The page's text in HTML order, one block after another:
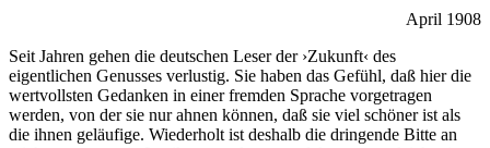
April 1908
Seit Jahren gehen die deutschen Leser der ›Zukunft‹ des
eigentlichen Genusses verlustig. Sie haben das Gefühl, daß hier die
wertvollsten Gedanken in einer fremden Sprache vorgetragen
werden, von der sie nur ahnen können, daß sie viel schöner ist als
die ihnen geläufige. Wiederholt ist deshalb die dringende Bitte an